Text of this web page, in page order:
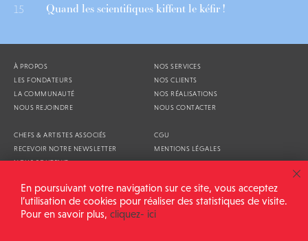
15 Quand les scientifiques kiffent le kéfir !
À PROPOS
LES FONDATEURS
LA COMMUNAUTÉ
NOUS REJOINDRE
NOS SERVICES
NOS CLIENTS
NOS RÉALISATIONS
NOUS CONTACTER
CHEFS & ARTISTES ASSOCIÉS
RECEVOIR NOTRE NEWSLETTER
NOUS SOUTENIR
CGU
MENTIONS LÉGALES
ALIMENTATION GÉNÉRALE © 2026
En poursuivant votre navigation sur ce site, vous acceptez
l’utilisation de cookies pour réaliser des statistiques de visite.
Pour en savoir plus, cliquez- ici